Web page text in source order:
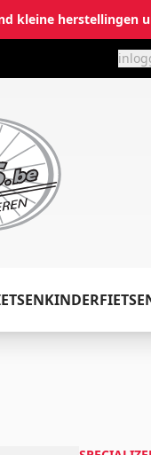
kleine herstellingen